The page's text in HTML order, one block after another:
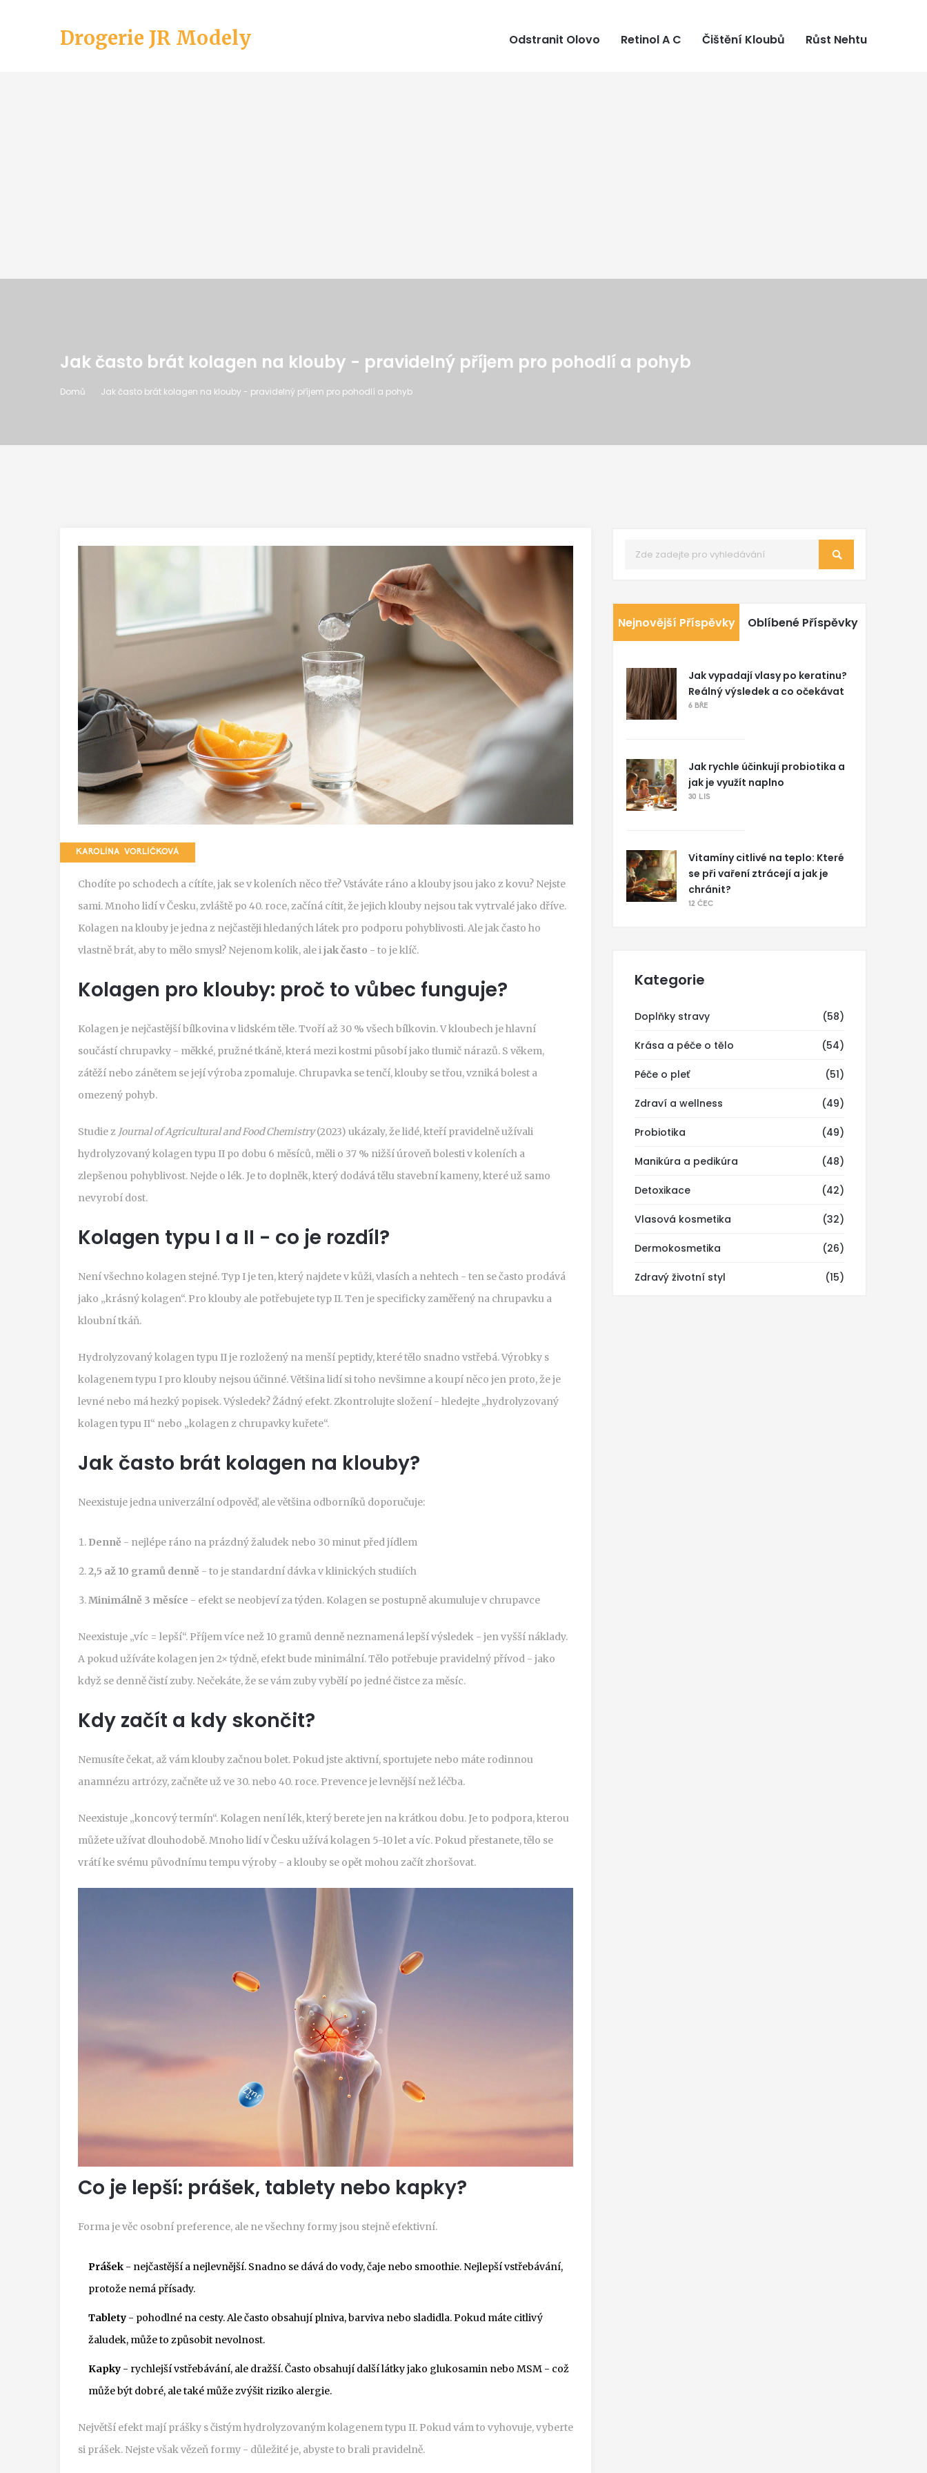
Drogerie JR Modely Odstranit Olovo Retinol A C Čištění Kloubů Růst Nehtu
Jak často brát kolagen na klouby - pravidelný příjem pro pohodlí a pohyb
Domů Jak často brát kolagen na klouby - pravidelný příjem pro pohodlí a pohyb
KAROLÍNA VORLÍČKOVÁ
Chodíte po schodech a cítíte, jak se v koleních něco tře? Vstáváte ráno a klouby jsou jako z kovu? Nejste
sami. Mnoho lidí v Česku, zvláště po 40. roce, začíná cítit, že jejich klouby nejsou tak vytrvalé jako dříve.
Kolagen na klouby je jedna z nejčastěji hledaných látek pro podporu pohyblivosti. Ale jak často ho
vlastně brát, aby to mělo smysl? Nejenom kolik, ale ijak často - to je klíč.
Kolagen pro klouby: proč to vůbec funguje?
Kolagen je nejčastější bílkovina v lidském těle. Tvoří až 30 % všech bílkovin. V kloubech je hlavní
součástí chrupavky - měkké, pružné tkáně, která mezi kostmi působí jako tlumič nárazů. S věkem,
zátěží nebo zánětem se její výroba zpomaluje. Chrupavka se tenčí, klouby se třou, vzniká bolest a
omezený pohyb.
Studie z Journal of Agricultural and Food Chemistry(2023) ukázaly, že lidé, kteří pravidelně užívali
hydrolyzovaný kolagen typu II po dobu 6 měsíců, měli o 37 % nižší úroveň bolesti v koleních a
zlepšenou pohyblivost. Nejde o lék. Je to doplněk, který dodává tělu stavební kameny, které už samo
nevyrobí dost.
Kolagen typu I a II - co je rozdíl?
Není všechno kolagen stejné. Typ I je ten, který najdete v kůži, vlasích a nehtech - ten se často prodává
jako „krásný kolagen“. Pro klouby ale potřebujete typ II. Ten je specificky zaměřený na chrupavku a
kloubní tkáň.
Hydrolyzovaný kolagen typu II je rozložený na menší peptidy, které tělo snadno vstřebá. Výrobky s
kolagenem typu I pro klouby nejsou účinné. Většina lidí si toho nevšimne a koupí něco jen proto, že je
levné nebo má hezký popisek. Výsledek? Žádný efekt. Zkontrolujte složení - hledejte „hydrolyzovaný
kolagen typu II“ nebo „kolagen z chrupavky kuřete“.
Jak často brát kolagen na klouby?
Neexistuje jedna univerzální odpověď, ale většina odborníků doporučuje:
Denně - nejlépe ráno na prázdný žaludek nebo 30 minut před jídlem
2,5 až 10 gramů denně - to je standardní dávka v klinických studiích
Minimálně 3 měsíce - efekt se neobjeví za týden. Kolagen se postupně akumuluje v chrupavce
Neexistuje „víc = lepší“. Příjem více než 10 gramů denně neznamená lepší výsledek - jen vyšší náklady.
A pokud užíváte kolagen jen 2× týdně, efekt bude minimální. Tělo potřebuje pravidelný přívod - jako
když se denně čistí zuby. Nečekáte, že se vám zuby vybělí po jedné čistce za měsíc.
Kdy začít a kdy skončit?
Nemusíte čekat, až vám klouby začnou bolet. Pokud jste aktivní, sportujete nebo máte rodinnou
anamnézu artrózy, začněte už ve 30. nebo 40. roce. Prevence je levnější než léčba.
Neexistuje „koncový termín“. Kolagen není lék, který berete jen na krátkou dobu. Je to podpora, kterou
můžete užívat dlouhodobě. Mnoho lidí v Česku užívá kolagen 5-10 let a víc. Pokud přestanete, tělo se
vrátí ke svému původnímu tempu výroby - a klouby se opět mohou začít zhoršovat.
Co je lepší: prášek, tablety nebo kapky?
Forma je věc osobní preference, ale ne všechny formy jsou stejně efektivní.
Prášek - nejčastější a nejlevnější. Snadno se dává do vody, čaje nebo smoothie. Nejlepší vstřebávání,
protože nemá přísady.
Tablety - pohodlné na cesty. Ale často obsahují plniva, barviva nebo sladidla. Pokud máte citlivý
žaludek, může to způsobit nevolnost.
Kapky - rychlejší vstřebávání, ale dražší. Často obsahují další látky jako glukosamin nebo MSM - což
může být dobré, ale také může zvýšit riziko alergie.
Největší efekt mají prášky s čistým hydrolyzovaným kolagenem typu II. Pokud vám to vyhovuje, vyberte
si prášek. Nejste však vězeň formy - důležité je, abyste to brali pravidelně.
Nejnovější Příspěvky Oblíbené Příspěvky
Jak vypadají vlasy po keratinu?
Reálný výsledek a co očekávat
6 BŘE
Jak rychle účinkují probiotika a
jak je využít naplno
30 LIS
Vitamíny citlivé na teplo: Které
se při vaření ztrácejí a jak je
chránit?
12 ČEC
Kategorie
Doplňky stravy (58)
Krása a péče o tělo (54)
Péče o pleť (51)
Zdraví a wellness (49)
Probiotika (49)
Manikúra a pedikúra (48)
Detoxikace (42)
Vlasová kosmetika (32)
Dermokosmetika (26)
Zdravý životní styl (15)